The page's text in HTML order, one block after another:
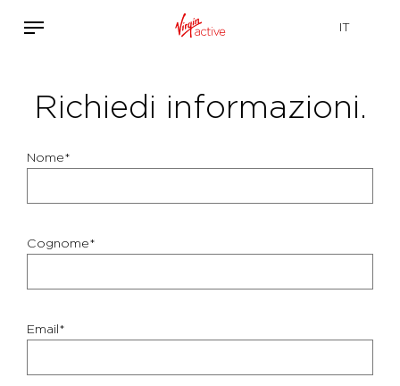
Richiedi informazioni.
Nome*
Cognome*
Email*